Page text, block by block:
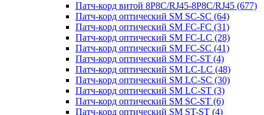
Патч-корд витой 8P8C/RJ45-8P8C/RJ45 (677)
Патч-корд оптический SM SC-SC (64)
Патч-корд оптический SM FC-FC (31)
Патч-корд оптический SM FC-LC (28)
Патч-корд оптический SM FC-SC (41)
Патч-корд оптический SM FC-ST (4)
Патч-корд оптический SM LC-LC (48)
Патч-корд оптический SM LC-SC (30)
Патч-корд оптический SM LC-ST (3)
Патч-корд оптический SM SC-ST (6)
Патч-корд оптический SM ST-ST (4)